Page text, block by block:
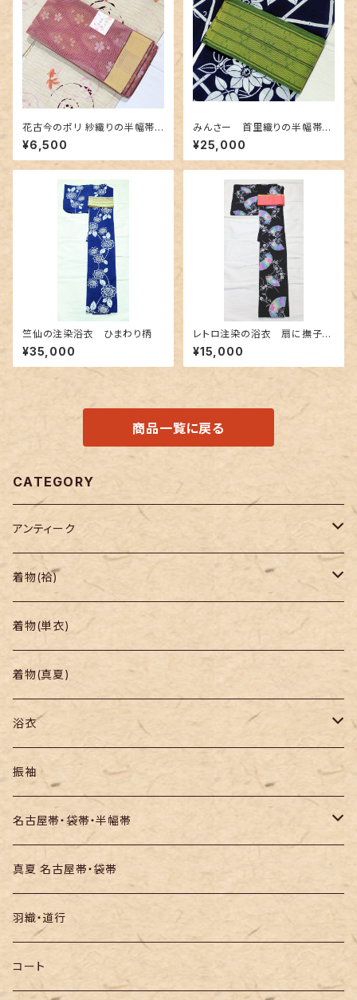
花古今のポリ 紗織りの半幅帯
リバーシブル
¥6,500
みんさー 首里織りの半幅帯
深緑色
¥25,000
竺仙の注染浴衣 ひまわり柄
¥35,000
レトロ注染の浴衣 扇に撫子〜
カラフルなぼかし～
¥15,000
商品一覧に戻る
CATEGORY
アンティーク
着物
帯
羽織り・道行
着物(袷)
小紋
色無地・江戸小紋
紬
訪問着・付下
お召し
着物(単衣)
着物(真夏)
浴衣
セオα・ポリ
木綿・綿麻
絞りの浴衣
振袖
名古屋帯・袋帯・半幅帯
名古屋帯
袋帯
半幅帯
真夏 名古屋帯・袋帯
羽織・道行
コート